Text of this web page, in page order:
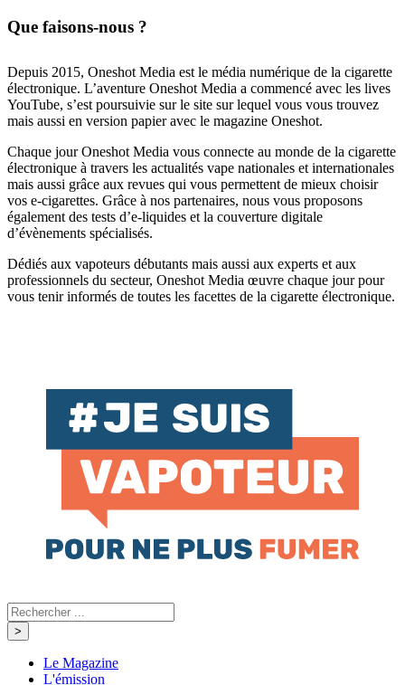
Que faisons-nous ?
Depuis 2015, Oneshot Media est le média numérique de la cigarette
électronique. L’aventure Oneshot Media a commencé avec les lives
YouTube, s’est poursuivie sur le site sur lequel vous vous trouvez
mais aussi en version papier avec le magazine Oneshot.
Chaque jour Oneshot Media vous connecte au monde de la cigarette
électronique à travers les actualités vape nationales et internationales
mais aussi grâce aux revues qui vous permettent de mieux choisir
vos e-cigarettes. Grâce à nos partenaires, nous vous proposons
également des tests d’e-liquides et la couverture digitale
d’évènements spécialisés.
Dédiés aux vapoteurs débutants mais aussi aux experts et aux
professionnels du secteur, Oneshot Media œuvre chaque jour pour
vous tenir informés de toutes les facettes de la cigarette électronique.
Le Magazine
L'émission